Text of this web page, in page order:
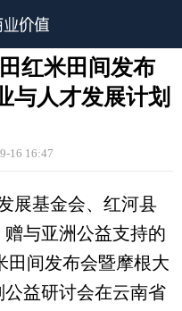
红米田间发布
与人才发展计划
16 16:47
基金会、红河县
与亚洲公益支持的
田间发布会暨摩根大
益研讨会在云南省